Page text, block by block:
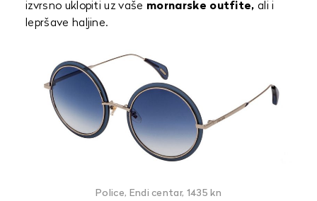
izvrsno uklopiti uz vaše mornarske outfite, ali i
lepršave haljine.
Police, Endi centar, 1435 kn